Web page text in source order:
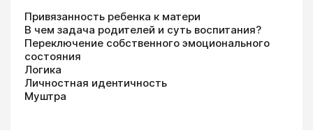
Привязанность ребенка к матери
В чем задача родителей и суть воспитания?
Переключение собственного эмоционального
состояния
Логика
Личностная идентичность
Муштра